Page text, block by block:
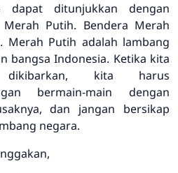
ditunjukkan dengan
Putih. Bendera Merah
Merah Putih adalah lambang
bangsa Indonesia. Ketika kita
kita harus
bermain-main dengan
dan jangan bersikap
negara.